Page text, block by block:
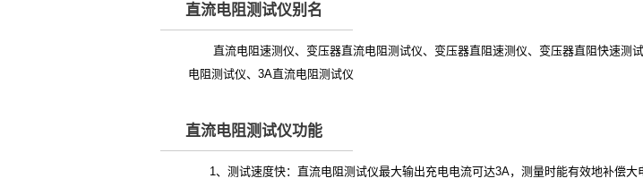
直流电阻测试仪别名
直流电阻速测仪、变压器直流电阻测试仪、变压器直阻速测仪、变压器直阻快速
电阻测试仪、3A直流电阻测试仪
直流电阻测试仪功能
1、测试速度快：直流电阻测试仪最大输出充电电流可达3A，测量时能有效地补偿